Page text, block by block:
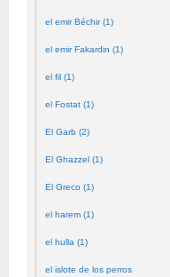
el emir Béchir (1)
el emir Fakardin (1)
el fil (1)
el Fostat (1)
El Garb (2)
El Ghazzel (1)
El Greco (1)
el harem (1)
el hulla (1)
el islote de los perros